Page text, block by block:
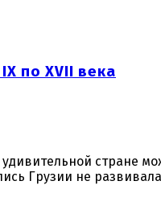
по XVII века
стране
Грузии не